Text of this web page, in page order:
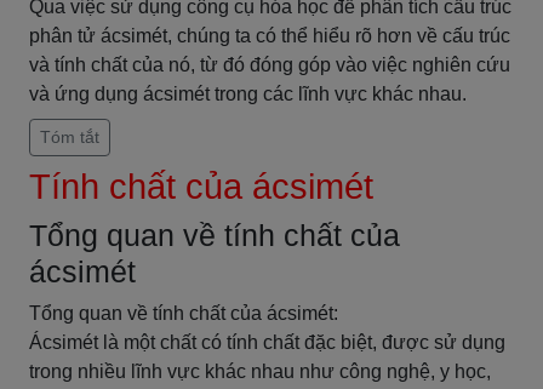
Qua việc sử dụng công cụ hóa học để phân tích cấu trúc
phân tử ácsimét, chúng ta có thể hiểu rõ hơn về cấu trúc
và tính chất của nó, từ đó đóng góp vào việc nghiên cứu
và ứng dụng ácsimét trong các lĩnh vực khác nhau.
Tóm tắt
Tính chất của ácsimét
Tổng quan về tính chất của
ácsimét
Tổng quan về tính chất của ácsimét:
Ácsimét là một chất có tính chất đặc biệt, được sử dụng
trong nhiều lĩnh vực khác nhau như công nghệ, y học,